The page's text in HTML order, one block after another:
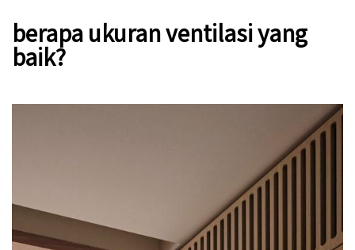
berapa ukuran ventilasi yang
baik?